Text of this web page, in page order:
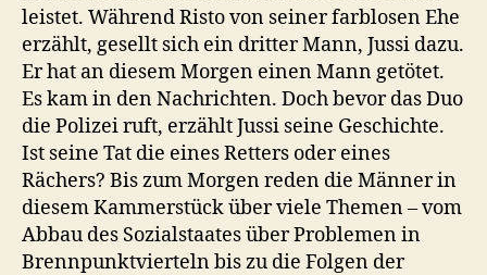
leistet. Während Risto von seiner farblosen Ehe
erzählt, gesellt sich ein dritter Mann, Jussi dazu.
Er hat an diesem Morgen einen Mann getötet.
Es kam in den Nachrichten. Doch bevor das Duo
die Polizei ruft, erzählt Jussi seine Geschichte.
Ist seine Tat die eines Retters oder eines
Rächers? Bis zum Morgen reden die Männer in
diesem Kammerstück über viele Themen – vom
Abbau des Sozialstaates über Problemen in
Brennpunktvierteln bis zu die Folgen der